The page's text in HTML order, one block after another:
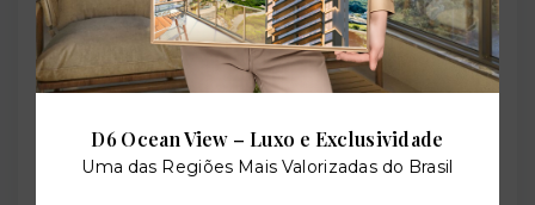
Perfil:
D6 Ocean View – Luxo e Exclusividade
Uma das Regiões Mais Valorizadas do Brasil